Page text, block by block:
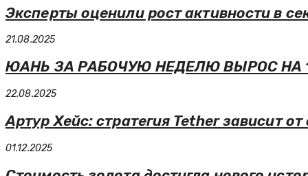
Эксперты оценили рост активности в
21.08.2025
ЮАНЬ ЗА РАБОЧУЮ НЕДЕЛЮ ВЫРОС НА
22.08.2025
Артур Хейс: стратегия Tether зависит
01.12.2025